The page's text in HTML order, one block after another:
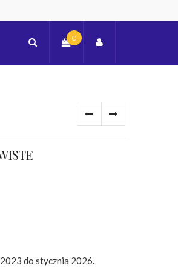
0
2023 do stycznia 2026.